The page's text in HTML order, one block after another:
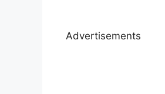
Advertisements